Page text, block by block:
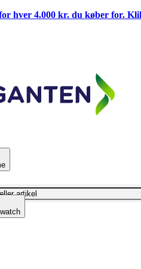
hver 4.000 kr. du køber for.